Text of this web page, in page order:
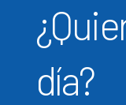
día?